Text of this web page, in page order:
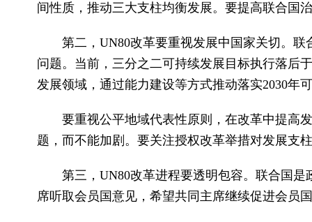
间性质，推动三大支柱均衡发展。要提高联合国
第二，UN80改革要重视发展中国家关切。
问题。当前，三分之二可持续发展目标执行落后
发展领域，通过能力建设等方式推动落实2030年
要重视公平地域代表性原则，在改革中提高
题，而不能加剧。要关注授权改革举措对发展支
第三，UN80改革进程要透明包容。联合国
席听取会员国意见，希望共同主席继续促进会员